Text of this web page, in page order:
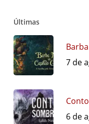
Últimas
7 de
6 de